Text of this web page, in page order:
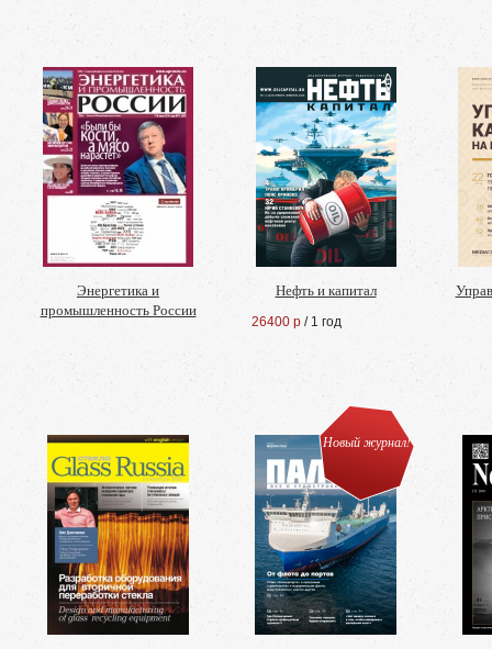
Энергетика и
промышленность России
Нефть и капитал
26400 р / 1 год
Новый журнал!